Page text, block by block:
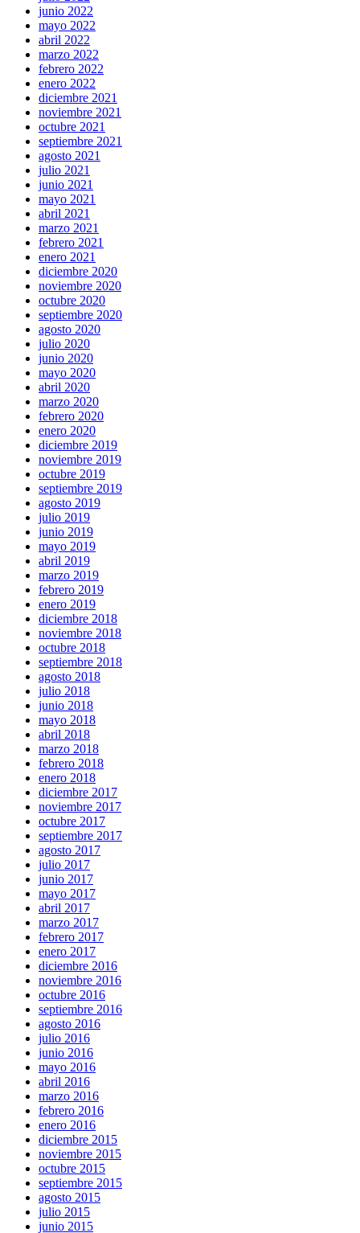
junio 2022
mayo 2022
abril 2022
marzo 2022
febrero 2022
enero 2022
diciembre 2021
noviembre 2021
octubre 2021
septiembre 2021
agosto 2021
julio 2021
junio 2021
mayo 2021
abril 2021
marzo 2021
febrero 2021
enero 2021
diciembre 2020
noviembre 2020
octubre 2020
septiembre 2020
agosto 2020
julio 2020
junio 2020
mayo 2020
abril 2020
marzo 2020
febrero 2020
enero 2020
diciembre 2019
noviembre 2019
octubre 2019
septiembre 2019
agosto 2019
julio 2019
junio 2019
mayo 2019
abril 2019
marzo 2019
febrero 2019
enero 2019
diciembre 2018
noviembre 2018
octubre 2018
septiembre 2018
agosto 2018
julio 2018
junio 2018
mayo 2018
abril 2018
marzo 2018
febrero 2018
enero 2018
diciembre 2017
noviembre 2017
octubre 2017
septiembre 2017
agosto 2017
julio 2017
junio 2017
mayo 2017
abril 2017
marzo 2017
febrero 2017
enero 2017
diciembre 2016
noviembre 2016
octubre 2016
septiembre 2016
agosto 2016
julio 2016
junio 2016
mayo 2016
abril 2016
marzo 2016
febrero 2016
enero 2016
diciembre 2015
noviembre 2015
octubre 2015
septiembre 2015
agosto 2015
julio 2015
junio 2015